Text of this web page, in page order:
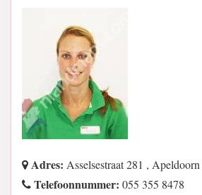
Adres: Asselsestraat 281 ,
Telefoonnummer: 055 355 8478